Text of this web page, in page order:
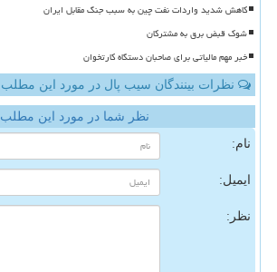
کاهش شدید واردات نفت چین به سبب جنگ مقابل ایران
شوک قبض برق به مشترکان
خبر مهم مالیاتی برای صاحبان دستگاه کارتخوان
نظرات بینندگان سیب پال در مورد این مطلب
نظر شما در مورد این مطلب
نام:
ایمیل:
نظر: